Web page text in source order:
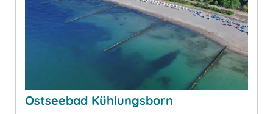
Ostseebad Kühlungsborn